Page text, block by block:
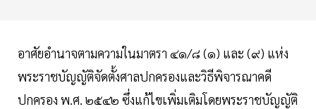
อาศัยอำนาจตามความในมาตรา ๔๑/๘ (๑) และ (๙) แห่ง
พระราชบัญญัติจัดตั้งศาลปกครองและวิธีพิจารณาคดี
ปกครอง พ.ศ. ๒๕๔๒ ซึ่งแก้ไขเพิ่มเติมโดยพระราชบัญญัติ